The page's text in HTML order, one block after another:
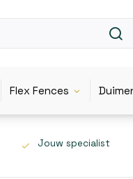
Flex Fences
Jouw specialist